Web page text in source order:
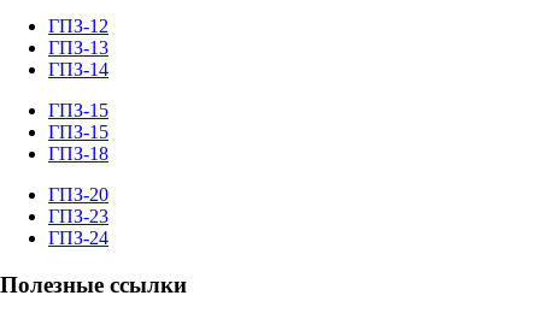
ГПЗ-12
ГПЗ-13
ГПЗ-14
ГПЗ-15
ГПЗ-15
ГПЗ-18
ГПЗ-20
ГПЗ-23
ГПЗ-24
Полезные ссылки